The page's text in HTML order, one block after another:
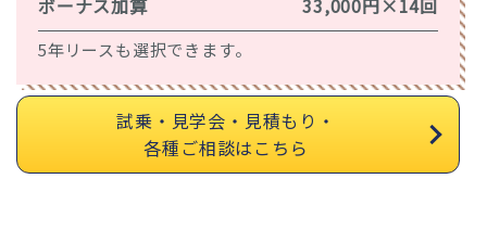
ボーナス加算
33,000円×14回
5年リースも選択できます。
試乗・見学会・見積もり・
各種ご相談はこちら